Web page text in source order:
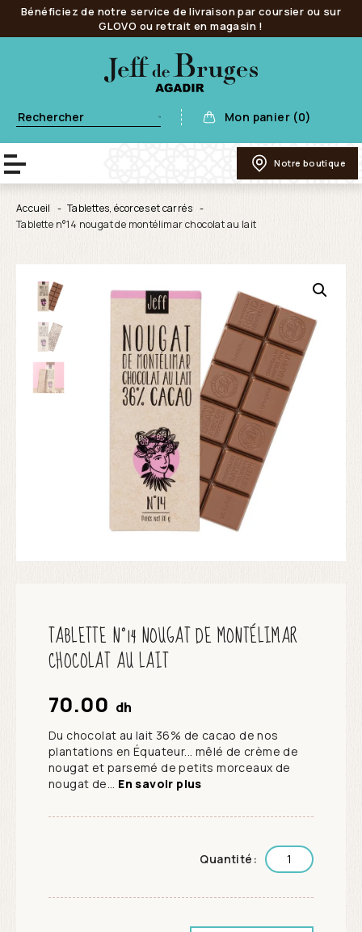
Bénéficiez de notre service de livraison par coursier ou sur
GLOVO ou retrait en magasin !
Mon panier (0)
Notre boutique
Accueil
Tablettes, écorces et carrés
Tablette n°14 nougat de montélimar chocolat au lait
TABLETTE N°14 NOUGAT DE MONTÉLIMAR
CHOCOLAT AU LAIT
70.00 dh
Du chocolat au lait 36% de cacao de nos
plantations en Équateur... mêlé de crème de
nougat et parsemé de petits morceaux de
nougat de... En savoir plus
Quantité: